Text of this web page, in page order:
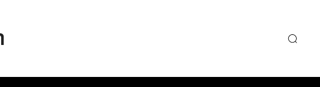
5 bäst i test